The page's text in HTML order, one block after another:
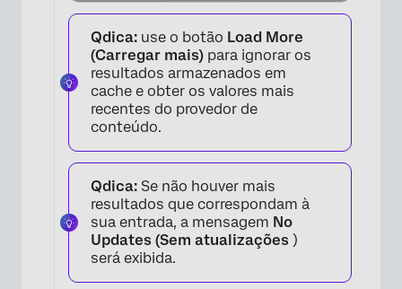
×
Qdica: use o botão Load More
(Carregar mais) para ignorar os
resultados armazenados em
cache e obter os valores mais
recentes do provedor de
conteúdo.
Qdica: Se não houver mais
resultados que correspondam à
sua entrada, a mensagem No
Updates (Sem atualizações )
será exibida.